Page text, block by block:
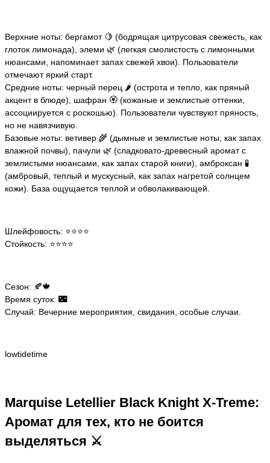
Верхние ноты: бергамот 🍋 (бодрящая цитрусовая свежесть, как
глоток лимонада), элеми 🌿 (легкая смолистость с лимонными
нюансами, напоминает запах свежей хвои). Пользователи
отмечают яркий старт.
Средние ноты: черный перец 🌶️ (острота и тепло, как пряный
акцент в блюде), шафран 🏵️ (кожаные и землистые оттенки,
ассоциируется с роскошью). Пользователи чувствуют пряность,
но не навязчивую.
Базовые ноты: ветивер 🌾 (дымные и землистые ноты, как запах
влажной почвы), пачули 🌿 (сладковато-древесный аромат с
землистыми нюансами, как запах старой книги), амброксан 🧪
(амбровый, теплый и мускусный, как запах нагретой солнцем
кожи). База ощущается теплой и обволакивающей.
Шлейфовость: ⭐️⭐️⭐️⭐️
Стойкость: ⭐️⭐️⭐️⭐️
Сезон: 🍂🍁
Время суток: 🌃
Случай: Вечерние мероприятия, свидания, особые случаи.
lowtidetime
Marquise Letellier Black Knight X-Treme:
Аромат для тех, кто не боится
выделяться ⚔️